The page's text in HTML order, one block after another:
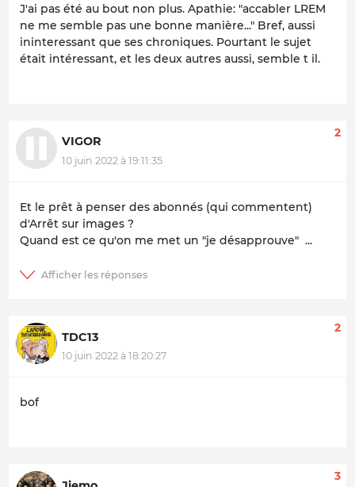
J'ai pas été au bout non plus. Apathie: "accabler LREM
ne me semble pas une bonne manière..." Bref, aussi
ininteressant que ses chroniques. Pourtant le sujet
était intéressant, et les deux autres aussi, semble t il.
VIGOR
10 juin 2022 à 19:11:35
2
Et le prêt à penser des abonnés (qui commentent)
d'Arrêt sur images ?
Quand est ce qu'on me met un "je désapprouve" ...
TDC13
10 juin 2022 à 18:20:27
2
bof
3